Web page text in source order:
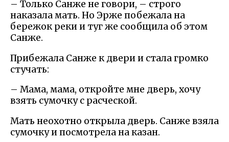
– Только Санже не говори, – строго
наказала мать. Но Эрже побежала на
бережок реки и туг же сообщила об этом
Санже.
Прибежала Санже к двери и стала громко
стучать:
– Мама, мама, откройте мне дверь, хочу
взять сумочку с расческой.
Мать неохотно открыла дверь. Санже взяла
сумочку и посмотрела на казан.